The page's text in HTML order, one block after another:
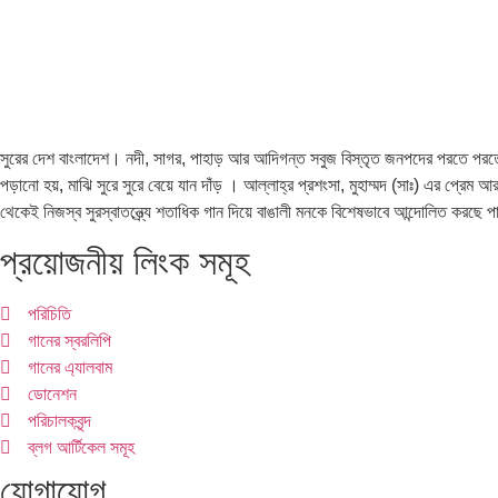
সুরের দেশ বাংলাদেশ। নদী, সাগর, পাহাড় আর আদিগন্ত সবুজ বিস্তৃত জনপদের পরতে পরতে
পড়ানো হয়, মাঝি সুরে সুরে বেয়ে যান দাঁড় । আল্লাহ্র প্রশংসা, মুহাম্মদ (সাঃ) এর প্রেম আর
থেকেই নিজস্ব সুরস্বাতন্ত্র্যে শতাধিক গান দিয়ে বাঙালী মনকে বিশেষভাবে আন্দোলিত করছে
প্রয়োজনীয় লিংক সমূহ
পরিচিতি
গানের স্বরলিপি
গানের এ্যালবাম
ডোনেশন
পরিচালকবৃন্দ
ব্লগ আর্টিকেল সমূহ